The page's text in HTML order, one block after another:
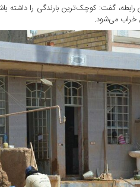
گفت: کوچک‌ترین بارندگی را داشته
خراب می‌شود.